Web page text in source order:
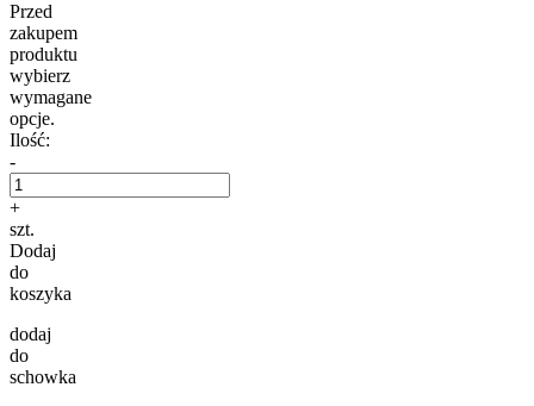
Przed
zakupem
produktu
wybierz
wymagane
opcje.
Ilość:
-
+
szt.
Dodaj
do
koszyka
dodaj
do
schowka